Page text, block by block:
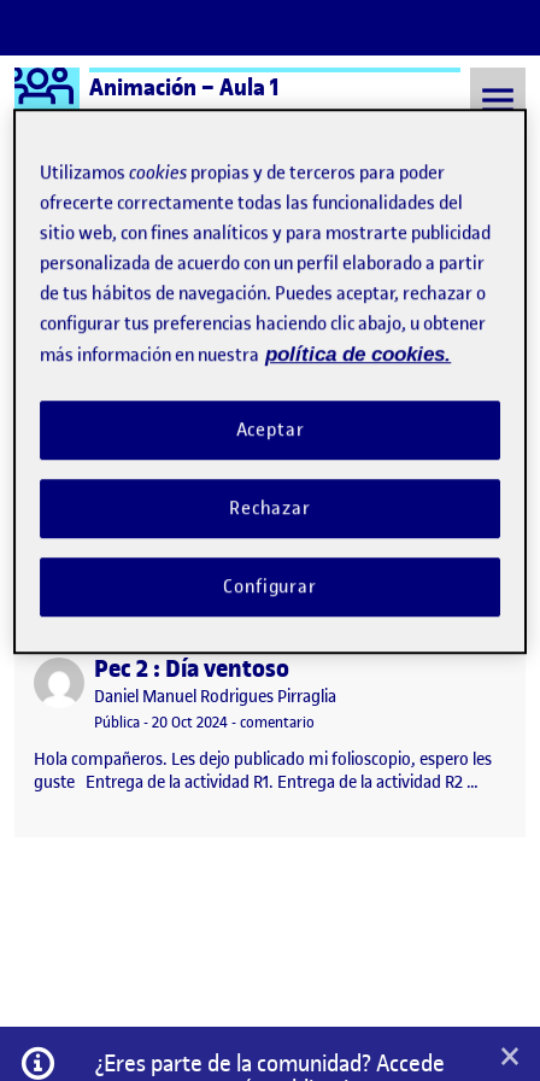
Saltar al contenido
Logo Ágora
Animación – Aula 1
Semestre 20241 - Aula 1 Daniel Manuel Rodrigues Pirraglia
Daniel Manuel Rodrigues
Pirraglia
PEC 4: Primer contacto
Daniel Manuel Rodrigues Pirraglia
Buenos días compañeros! Les presento mi video de esta PEC,
espero les guste. Un saludo! Entrega de la actividad R3. Entrega
de la actividad R4 …
Publicado porPec 2 : Día ventoso
Publicado por
Daniel Manuel Rodrigues Pirraglia
Visibilidad:
Pública-Fecha de publicación
20 Oct 2024-comentario
Hola compañeros. Les dejo publicado mi folioscopio, espero les
guste Entrega de la actividad R1. Entrega de la actividad R2 …
Información
¿Eres parte de la comunidad? Accede
×
Utilizamoscookies propias y de terceros para poder
ofrecerte correctamente todas las funcionalidades del
sitio web, con fines analíticos y para mostrarte publicidad
personalizada de acuerdo con un perfil elaborado a partir
de tus hábitos de navegación. Puedes aceptar, rechazar o
configurar tus preferencias haciendo clic abajo, u obtener
más información en nuestra política de cookies.
Rechazar
Aceptar
Configurar